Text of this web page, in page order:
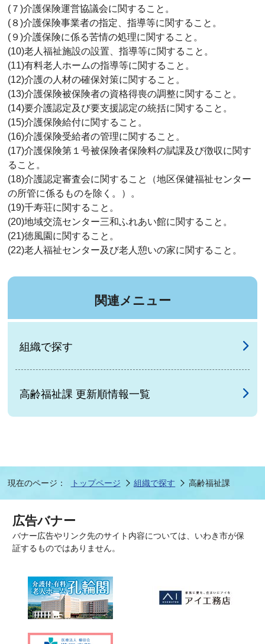
(７)介護保険運営協議会に関すること。
(８)介護保険事業者の指定、指導等に関すること。
(９)介護保険に係る苦情の処理に関すること。
(10)老人福祉施設の設置、指導等に関すること。
(11)有料老人ホームの指導等に関すること。
(12)介護の人材の確保対策に関すること。
(13)介護保険被保険者の資格得喪の調整に関すること。
(14)要介護認定及び要支援認定の統括に関すること。
(15)介護保険給付に関すること。
(16)介護保険受給者の管理に関すること。
(17)介護保険第１号被保険者保険料の賦課及び徴収に関す
ること。
(18)介護認定審査会に関すること（地区保健福祉センター
の所管に係るものを除く。）。
(19)千寿荘に関すること。
(20)地域交流センター三和ふれあい館に関すること。
(21)徳風園に関すること。
(22)老人福祉センター及び老人憩いの家に関すること。
関連メニュー
組織で探す
高齢福祉課 更新順情報一覧
現在のページ： トップページ 組織で探す 高齢福祉課
広告バナー
バナー広告やリンク先のサイト内容については、いわき市が保
証するものではありません。